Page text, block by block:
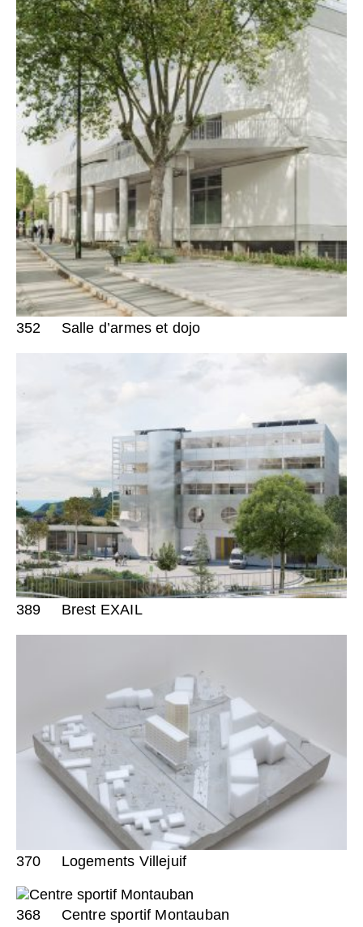
352 Salle d’armes et dojo
389 Brest EXAIL
370 Logements Villejuif
368 Centre sportif Montauban